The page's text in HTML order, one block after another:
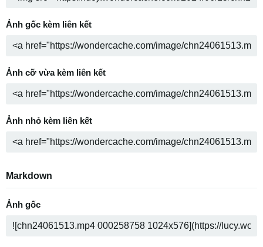
Ảnh gốc kèm liên kết
Ảnh cỡ vừa kèm liên kết
Ảnh nhỏ kèm liên kết
Markdown
Ảnh gốc